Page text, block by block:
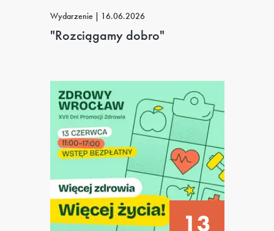
Wydarzenie | 16.06.2026
"Rozciągamy dobro"
13